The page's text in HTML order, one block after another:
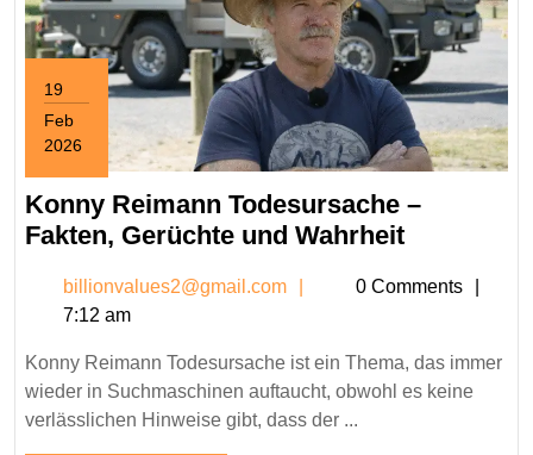
19
Feb
2026
February
2026
Konny Reimann Todesursache –
Fakten, Gerüchte und WahrheitKonny
Fakten,
Gerüchte
billionvalues2@gmail.com
0 Comments
7:12 am
Konny Reimann Todesursache ist ein Thema, das immer
wieder in Suchmaschinen auftaucht, obwohl es keine
verlässlichen Hinweise gibt, dass der ...